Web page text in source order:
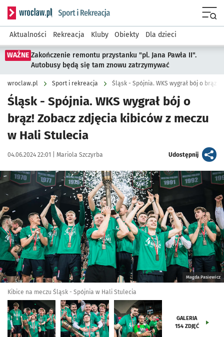
Serwis informacyjny wroclaw.pl podserwis: Sport i rekreacja
Aktualności Rekreacja Kluby Obiekty Dla dzieci
WAŻNE Zakończenie remontu przystanku "pl. Jana Pawła II".
Autobusy będą się tam znowu zatrzymywać
wroclaw.pl Sport i rekreacja Śląsk - Spójnia. WKS wygrał bój o brąz!
Śląsk - Spójnia. WKS wygrał bój o
brąz! Zobacz zdjęcia kibiców z meczu
w Hali Stulecia
Data publikacji:
04.06.2024 22:01 | Autor:
Mariola Szczyrba Udostępnijartykuł
Kliknij, aby zobaczyć galerię
Magda Pasiewicz
Kibice na meczu Śląsk - Spójnia w Hali Stulecia
GALERIA
154 ZDJĘĆ